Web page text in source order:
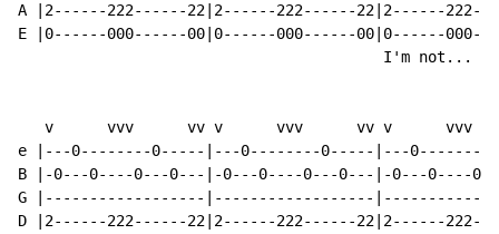
A |2------222------22|2------222------22|2------
E |0------000------00|0------000------00|0------
                                         I'm not...
v      vvv      vv v      vvv      vv v      vvv
e |---0--------0-----|---0--------0-----|---0--------
B |-0---0----0---0---|-0---0----0---0---|-0---0----
G |------------------|------------------
D |2------222------22|2------222------22|2------